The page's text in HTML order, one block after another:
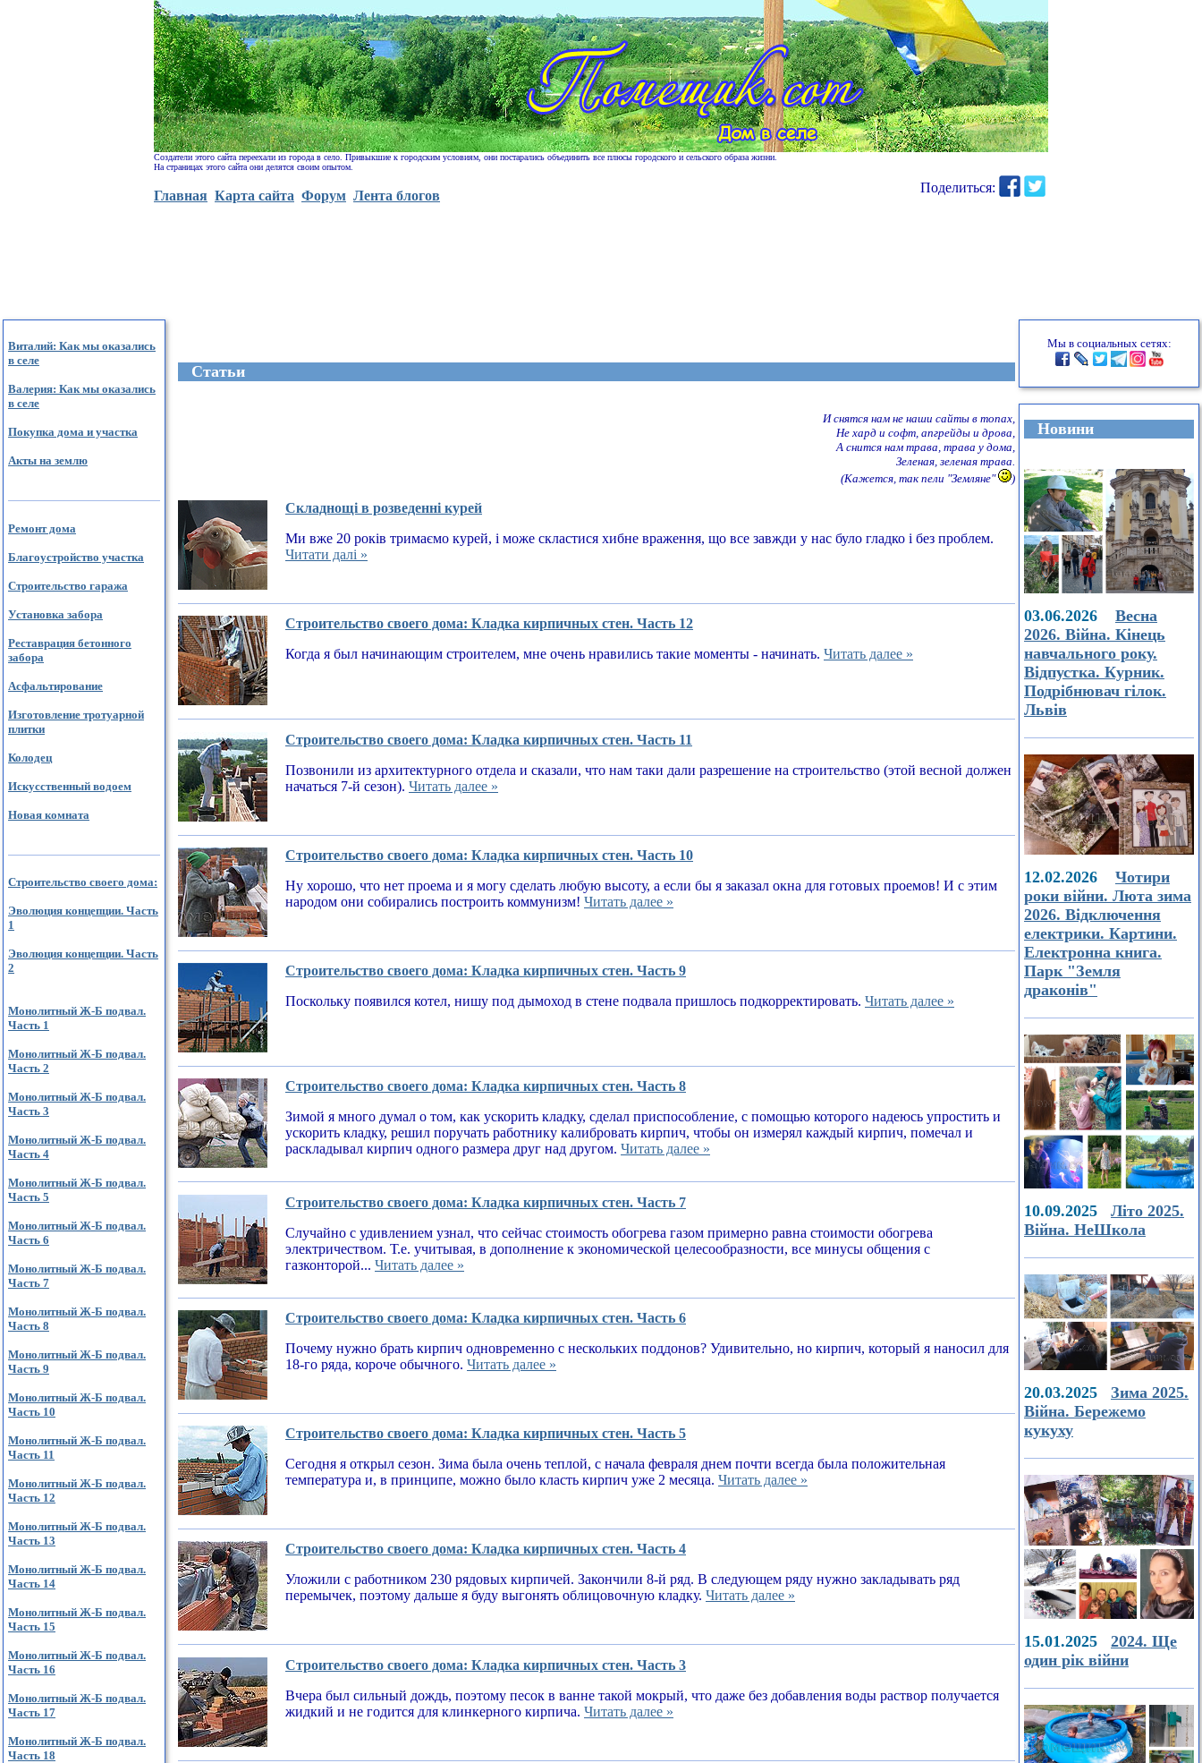
Создатели этого сайта переехали из города в село. Привыкшие к городским условиям, они постарались объединить все плюсы городского и сельского образа жизни.
На страницах этого сайта они делятся своим опытом.
Главная Карта сайта Форум Лента блогов
Поделиться:
Виталий: Как мы оказались
в селе
Валерия: Как мы оказались
в селе
Покупка дома и участка
Акты на землю
Ремонт дома
Благоустройство участка
Строительство гаража
Установка забора
Реставрация бетонного
забора
Асфальтирование
Изготовление тротуарной
плитки
Колодец
Искусственный водоем
Новая комната
Строительство своего дома:
Эволюция концепции. Часть
1
Эволюция концепции. Часть
2
Монолитный Ж-Б подвал.
Часть 1
Монолитный Ж-Б подвал.
Часть 2
Монолитный Ж-Б подвал.
Часть 3
Монолитный Ж-Б подвал.
Часть 4
Монолитный Ж-Б подвал.
Часть 5
Монолитный Ж-Б подвал.
Часть 6
Монолитный Ж-Б подвал.
Часть 7
Монолитный Ж-Б подвал.
Часть 8
Монолитный Ж-Б подвал.
Часть 9
Монолитный Ж-Б подвал.
Часть 10
Монолитный Ж-Б подвал.
Часть 11
Монолитный Ж-Б подвал.
Часть 12
Монолитный Ж-Б подвал.
Часть 13
Монолитный Ж-Б подвал.
Часть 14
Монолитный Ж-Б подвал.
Часть 15
Монолитный Ж-Б подвал.
Часть 16
Монолитный Ж-Б подвал.
Часть 17
Монолитный Ж-Б подвал.
Часть 18
Cтатьи
И снятся нам не наши сайты в топах,
Не хард и софт, апгрейды и дрова,
А снится нам трава, трава у дома,
Зеленая, зеленая трава.
(Кажется, так пели "Земляне"
)
Складнощі в розведенні курей
Ми вже 20 років тримаємо курей, і може скластися хибне враження, що все завжди у нас було гладко і без проблем.
Читати далі »
Строительство своего дома: Кладка кирпичных стен. Часть 12
Когда я был начинающим строителем, мне очень нравились такие моменты - начинать. Читать далее »
Строительство своего дома: Кладка кирпичных стен. Часть 11
Позвонили из архитектурного отдела и сказали, что нам таки дали разрешение на строительство (этой весной должен
начаться 7-й сезон). Читать далее »
Строительство своего дома: Кладка кирпичных стен. Часть 10
Ну хорошо, что нет проема и я могу сделать любую высоту, а если бы я заказал окна для готовых проемов! И с этим
народом они собирались построить коммунизм! Читать далее »
Строительство своего дома: Кладка кирпичных стен. Часть 9
Поскольку появился котел, нишу под дымоход в стене подвала пришлось подкорректировать. Читать далее »
Строительство своего дома: Кладка кирпичных стен. Часть 8
Зимой я много думал о том, как ускорить кладку, сделал приспособление, с помощью которого надеюсь упростить и
ускорить кладку, решил поручать работнику калибровать кирпич, чтобы он измерял каждый кирпич, помечал и
раскладывал кирпич одного размера друг над другом. Читать далее »
Строительство своего дома: Кладка кирпичных стен. Часть 7
Случайно с удивлением узнал, что сейчас стоимость обогрева газом примерно равна стоимости обогрева
электричеством. Т.е. учитывая, в дополнение к экономической целесообразности, все минусы общения с
газконторой... Читать далее »
Строительство своего дома: Кладка кирпичных стен. Часть 6
Почему нужно брать кирпич одновременно с нескольких поддонов? Удивительно, но кирпич, который я наносил для
18-го ряда, короче обычного. Читать далее »
Строительство своего дома: Кладка кирпичных стен. Часть 5
Сегодня я открыл сезон. Зима была очень теплой, с начала февраля днем почти всегда была положительная
температура и, в принципе, можно было класть кирпич уже 2 месяца. Читать далее »
Строительство своего дома: Кладка кирпичных стен. Часть 4
Уложили с работником 230 рядовых кирпичей. Закончили 8-й ряд. В следующем ряду нужно закладывать ряд
перемычек, поэтому дальше я буду выгонять облицовочную кладку. Читать далее »
Строительство своего дома: Кладка кирпичных стен. Часть 3
Вчера был сильный дождь, поэтому песок в ванне такой мокрый, что даже без добавления воды раствор получается
жидкий и не годится для клинкерного кирпича. Читать далее »
Мы в социальных сетях:
Новини
03.06.2026 Весна
2026. Війна. Кінець
навчального року.
Відпустка. Курник.
Подрібнювач гілок.
Львів
12.02.2026 Чотири
роки війни. Люта зима
2026. Відключення
електрики. Картини.
Електронна книга.
Парк "Земля
драконів"
10.09.2025 Літо 2025.
Війна. НеШкола
20.03.2025 Зима 2025.
Війна. Бережемо
кукуху
15.01.2025 2024. Ще
один рік війни